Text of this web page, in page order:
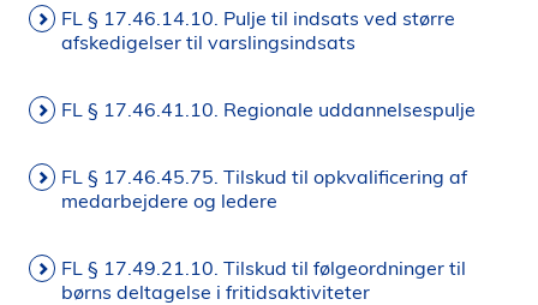
FL § 17.46.14.10. Pulje til indsats ved større
afskedigelser til varslingsindsats
FL § 17.46.41.10. Regionale uddannelsespulje
FL § 17.46.45.75. Tilskud til opkvalificering af
medarbejdere og ledere
FL § 17.49.21.10. Tilskud til følgeordninger til
børns deltagelse i fritidsaktiviteter